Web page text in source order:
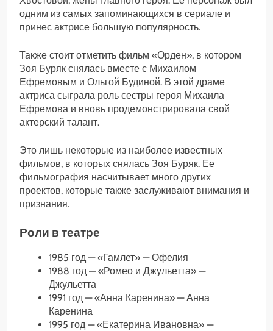
одним из самых запоминающихся в сериале и
принес актрисе большую популярность.
Также стоит отметить фильм «Орден», в котором
Зоя Буряк снялась вместе с Михаилом
Ефремовым и Ольгой Будиной. В этой драме
актриса сыграла роль сестры героя Михаила
Ефремова и вновь продемонстрировала свой
актерский талант.
Это лишь некоторые из наиболее известных
фильмов, в которых снялась Зоя Буряк. Ее
фильмография насчитывает много других
проектов, которые также заслуживают внимания и
признания.
Роли в театре
1985 год — «Гамлет» — Офелия
1988 год — «Ромео и Джульетта» —
Джульетта
1991 год — «Анна Каренина» — Анна
Каренина
1995 год — «Екатерина Ивановна» —